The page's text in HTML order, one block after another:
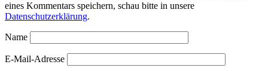
eines Kommentars speichern, schau bitte in unsere
Datenschutzerklärung.
Name
E-Mail-Adresse